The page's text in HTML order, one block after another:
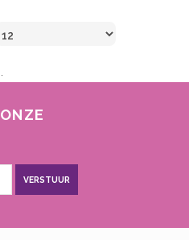
VERSTUUR